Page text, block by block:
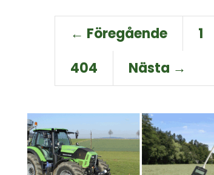
← Föregående 1
404
Nästa →